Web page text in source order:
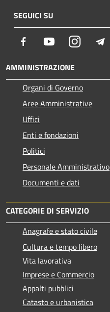
SEGUICI SU
Facebook YoutubeInstagram
AMMINISTRAZIONE
Organi di Governo
Aree Amministrative
Uffici
Enti e fondazioni
Politici
Personale Amministrativo
Documenti e dati
CATEGORIE DI SERVIZIO
Anagrafe e stato civile
Cultura e tempo libero
Vita lavorativa
Imprese e Commercio
Appalti pubblici
Catasto e urbanistica